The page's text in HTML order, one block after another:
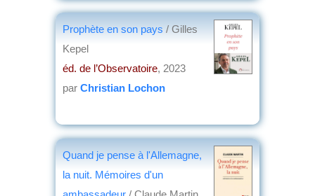
Prophète en son pays / Gilles
Kepel
éd. de l’Observatoire, 2023
par Christian Lochon
Quand je pense à l'Allemagne,
la nuit. Mémoires d'un